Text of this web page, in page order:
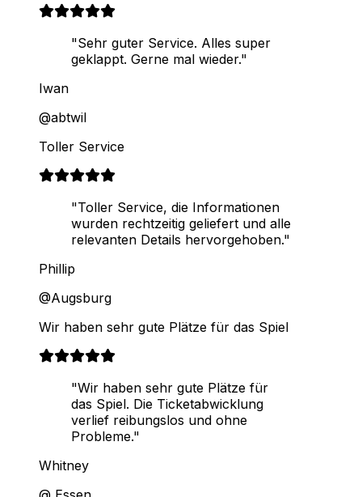
"Sehr guter Service. Alles super
geklappt. Gerne mal wieder."
Iwan
@abtwil
Toller Service
"Toller Service, die Informationen
wurden rechtzeitig geliefert und alle
relevanten Details hervorgehoben."
Phillip
@Augsburg
Wir haben sehr gute Plätze für das Spiel
"Wir haben sehr gute Plätze für
das Spiel. Die Ticketabwicklung
verlief reibungslos und ohne
Probleme."
Whitney